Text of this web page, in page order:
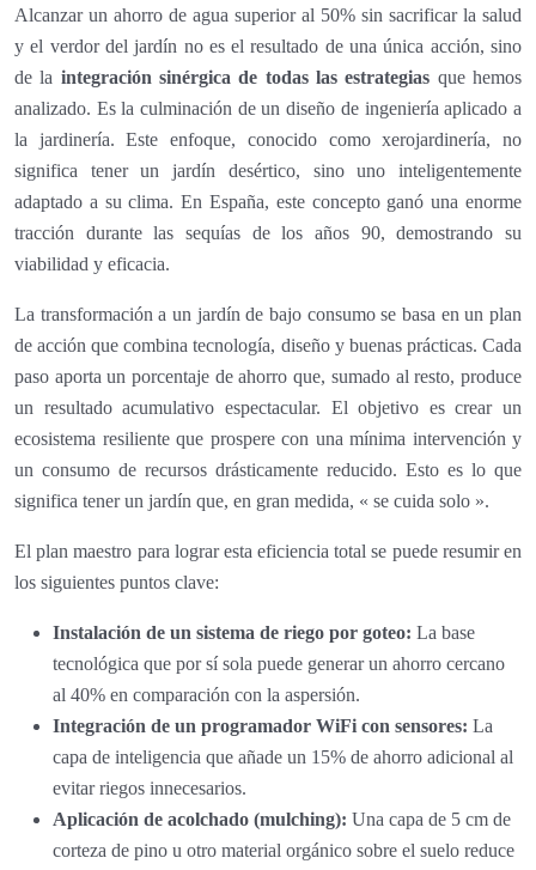
Alcanzar un ahorro de agua superior al 50% sin sacrificar la salud
y el verdor del jardín no es el resultado de una única acción, sino
de la integración sinérgica de todas las estrategias que hemos
analizado. Es la culminación de un diseño de ingeniería aplicado a
la jardinería. Este enfoque, conocido como xerojardinería, no
significa tener un jardín desértico, sino uno inteligentemente
adaptado a su clima. En España, este concepto ganó una enorme
tracción durante las sequías de los años 90, demostrando su
viabilidad y eficacia.
La transformación a un jardín de bajo consumo se basa en un plan
de acción que combina tecnología, diseño y buenas prácticas. Cada
paso aporta un porcentaje de ahorro que, sumado al resto, produce
un resultado acumulativo espectacular. El objetivo es crear un
ecosistema resiliente que prospere con una mínima intervención y
un consumo de recursos drásticamente reducido. Esto es lo que
significa tener un jardín que, en gran medida, « se cuida solo ».
El plan maestro para lograr esta eficiencia total se puede resumir en
los siguientes puntos clave:
Instalación de un sistema de riego por goteo: La base
tecnológica que por sí sola puede generar un ahorro cercano
al 40% en comparación con la aspersión.
Integración de un programador WiFi con sensores: La
capa de inteligencia que añade un 15% de ahorro adicional al
evitar riegos innecesarios.
Aplicación de acolchado (mulching): Una capa de 5 cm de
corteza de pino u otro material orgánico sobre el suelo reduce